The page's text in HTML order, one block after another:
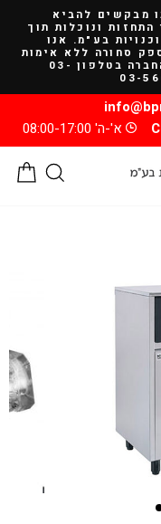
מבקשים להביא
ונוכלות תוך
בע"מ. אנו
סחורה ללא אימות
מוקדם של פרטי העיסקה מול החברה בטלפון 03-
א'-ה' 08:00-17:00